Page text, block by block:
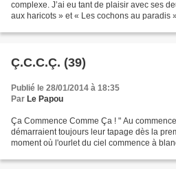
complexe. J’ai eu tant de plaisir avec ses
aux haricots » et « Les cochons au paradis
Ç.C.C.Ç. (39)
Publié le 28/01/2014 à 18:35
Par Le Papou
Ça Commence Comme Ça ! " Au
démarraient toujours leur tapage dès la
moment où l'ourlet du ciel commence à